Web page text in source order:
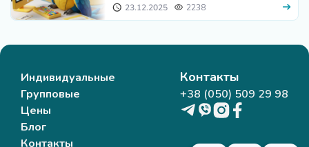
23.12.2025 2238
Индивидуальные
Групповые
Цены
Блог
Контакты
Контакты
+38 (050) 509 29 98